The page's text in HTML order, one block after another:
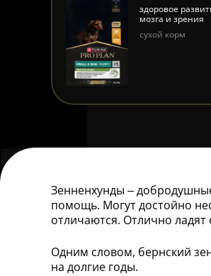
здоровое
мозга и зрения
сухой корм
Зенненхунды –
помощь. Могут достойно
отличаются. Отлично
Одним словом, бернский
на долгие годы.